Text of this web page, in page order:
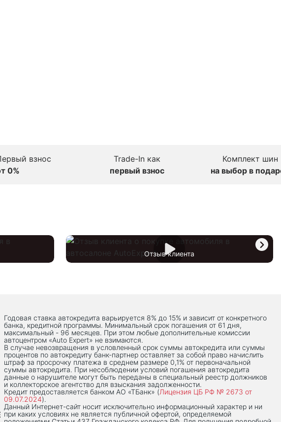
взнос
0%
Trade-In как
первый взнос
Комплект шин
на выбор в
Отзыв клиента
Годовая ставка автокредита варьируется 8% до 15% и зависит от конкретного
банка, кредитной программы. Минимальный срок погашения от 61 дня,
максимальный - 96 месяцев. При этом любые дополнительные комиссии
автоцентром «Auto Expert» не взимаются.
В случае невозвращения в условленный срок суммы автокредита или суммы
процентов по автокредиту банк-партнер оставляет за собой право начислить
штраф за просрочку платежа в среднем размере 0,1% от первоначальной
суммы автокредита. При несоблюдении условий погашения автокредита
данные о нарушителе могут быть переданы в специальный реестр должников
и коллекторское агентство для взыскания задолженности.
Кредит предоставляется банком АО «ТБанк» (Лицензия ЦБ РФ № 2673 от
09.07.2024).
Данный Интернет-сaйт носит исключительно информационный характер и ни
при каких условиях не является публичной офертой, определяемой